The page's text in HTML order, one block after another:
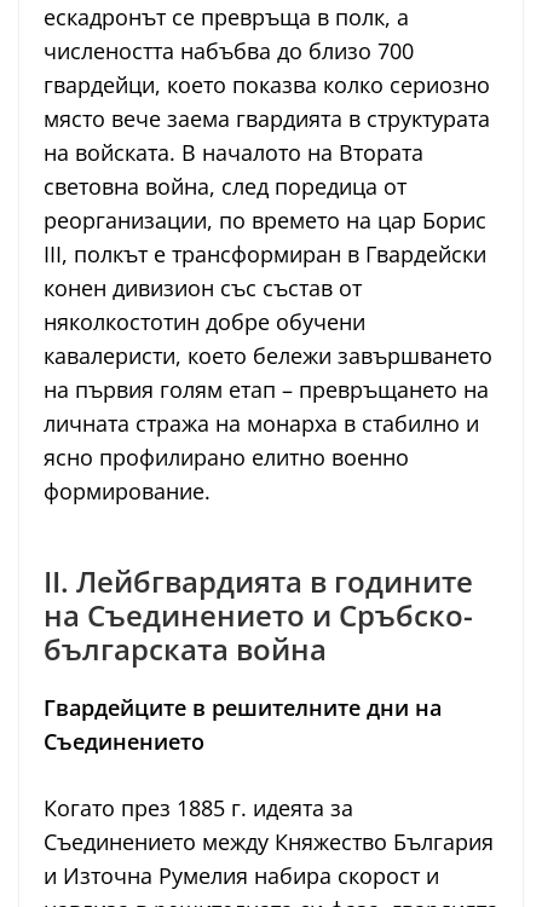
ескадронът се превръща в полк, а
числеността набъбва до близо 700
гвардейци, което показва колко сериозно
място вече заема гвардията в структурата
на войската. В началото на Втората
световна война, след поредица от
реорганизации, по времето на цар Борис
III, полкът е трансформиран в Гвардейски
конен дивизион със състав от
няколкостотин добре обучени
кавалеристи, което бележи завършването
на първия голям етап – превръщането на
личната стража на монарха в стабилно и
ясно профилирано елитно военно
формирование.
II. Лейбгвардията в годините
на Съединението и Сръбско-
българската война
Гвардейците в решителните дни на
Съединението
Когато през 1885 г. идеята за
Съединението между Княжество България
и Източна Румелия набира скорост и